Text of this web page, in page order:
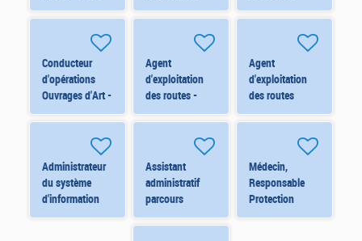
Ados (15-18
Loupiots -
Viabilité
André (Renfort)
H/F
Conducteur
d'opérations
Ouvrages d'Art -
ORLÉANS
Agent
d'exploitation
des routes -
Viabilité
d'Orléans Nord
(Renfort) H/F
Agent
d'exploitation
des routes
Centre de
d'ARTENAY
(6823) H/F
Administrateur
du système
d'information
financier -
Assistant
administratif
parcours
insertion RSA -
Médecin,
Responsable
Protection
Maternelle